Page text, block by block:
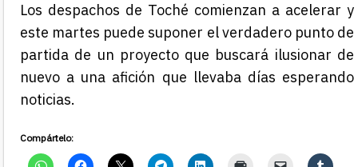
Los despachos de Toché comienzan a acelerar y
este martes puede suponer el verdadero punto de
partida de un proyecto que buscará ilusionar de
nuevo a una afición que llevaba días esperando
noticias.
Compártelo: